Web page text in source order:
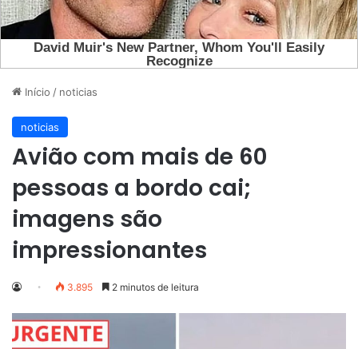
Início / noticias
noticias
Avião com mais de 60
pessoas a bordo cai;
imagens são
impressionantes
3.895 2 minutos de leitura